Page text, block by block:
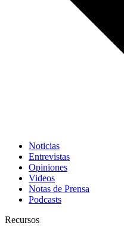
Noticias
Entrevistas
Opiniones
Videos
Notas de Prensa
Podcasts
Recursos